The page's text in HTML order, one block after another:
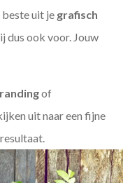
uit je grafisch
dus ook voor. Jouw
of
uit naar een fijne